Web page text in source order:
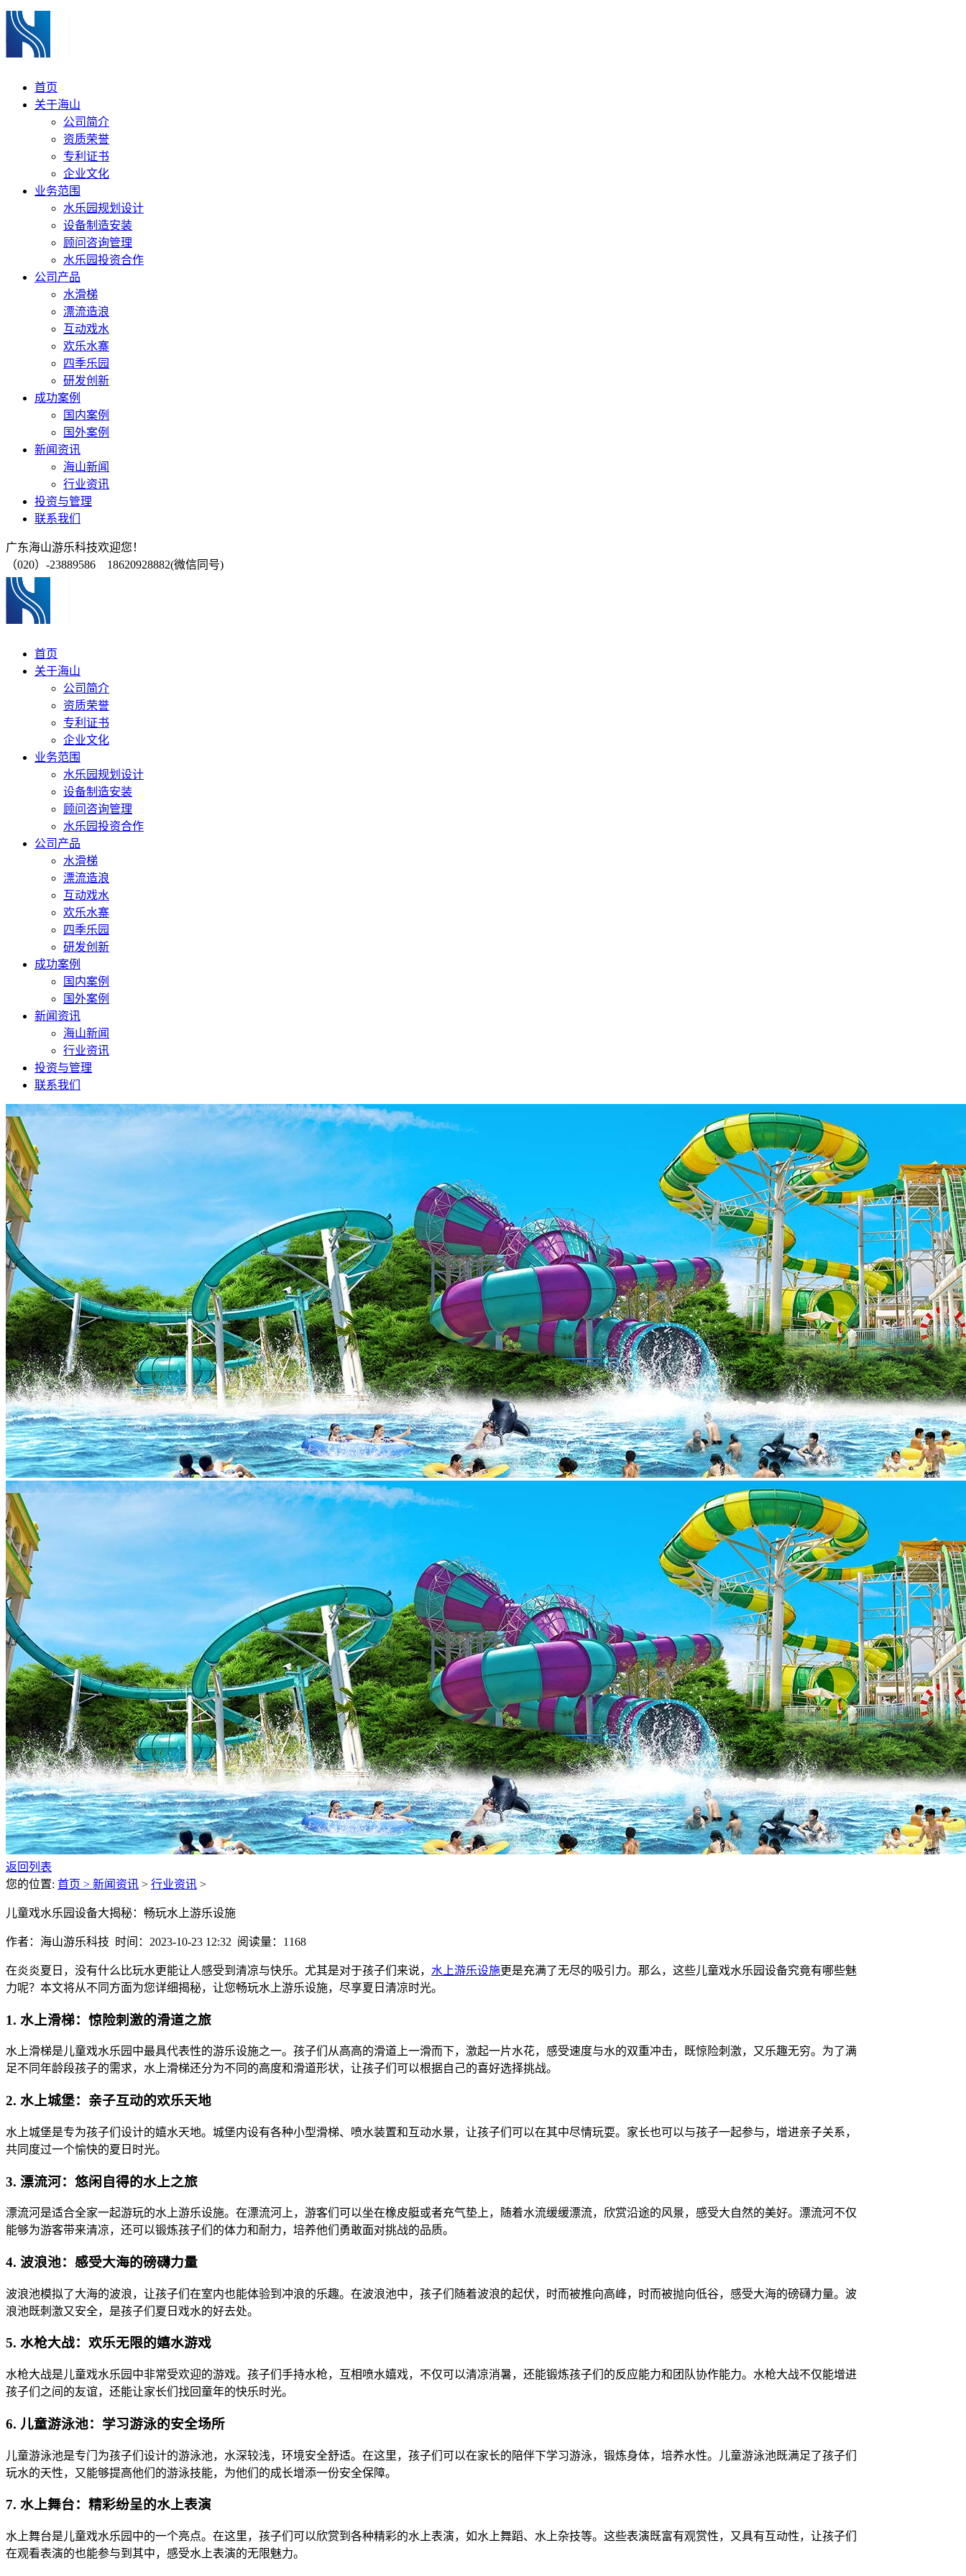
首页
关于海山
公司简介
资质荣誉
专利证书
企业文化
业务范围
水乐园规划设计
设备制造安装
顾问咨询管理
水乐园投资合作
公司产品
水滑梯
漂流造浪
互动戏水
欢乐水寨
四季乐园
研发创新
成功案例
国内案例
国外案例
新闻资讯
海山新闻
行业资讯
投资与管理
联系我们
广东海山游乐科技欢迎您！
（020）-23889586 18620928882(微信同号)
首页
关于海山
公司简介
资质荣誉
专利证书
企业文化
业务范围
水乐园规划设计
设备制造安装
顾问咨询管理
水乐园投资合作
公司产品
水滑梯
漂流造浪
互动戏水
欢乐水寨
四季乐园
研发创新
成功案例
国内案例
国外案例
新闻资讯
海山新闻
行业资讯
投资与管理
联系我们
返回列表
您的位置: 首页 > 新闻资讯 > 行业资讯 >
儿童戏水乐园设备大揭秘：畅玩水上游乐设施
作者：海山游乐科技 时间：2023-10-23 12:32 阅读量：1168
在炎炎夏日，没有什么比玩水更能让人感受到清凉与快乐。尤其是对于孩子们来说， 水上游乐设施更是充满了无尽的吸引力。那么，这些儿童戏水乐园设备究竟有哪些魅
力呢？本文将从不同方面为您详细揭秘，让您畅玩水上游乐设施，尽享夏日清凉时光。
1. 水上滑梯：惊险刺激的滑道之旅
水上滑梯是儿童戏水乐园中最具代表性的游乐设施之一。孩子们从高高的滑道上一滑而下，激起一片水花，感受速度与水的双重冲击，既惊险刺激，又乐趣无穷。为了满
足不同年龄段孩子的需求，水上滑梯还分为不同的高度和滑道形状，让孩子们可以根据自己的喜好选择挑战。
2. 水上城堡：亲子互动的欢乐天地
水上城堡是专为孩子们设计的嬉水天地。城堡内设有各种小型滑梯、喷水装置和互动水景，让孩子们可以在其中尽情玩耍。家长也可以与孩子一起参与，增进亲子关系，
共同度过一个愉快的夏日时光。
3. 漂流河：悠闲自得的水上之旅
漂流河是适合全家一起游玩的水上游乐设施。在漂流河上，游客们可以坐在橡皮艇或者充气垫上，随着水流缓缓漂流，欣赏沿途的风景，感受大自然的美好。漂流河不仅
能够为游客带来清凉，还可以锻炼孩子们的体力和耐力，培养他们勇敢面对挑战的品质。
4. 波浪池：感受大海的磅礴力量
波浪池模拟了大海的波浪，让孩子们在室内也能体验到冲浪的乐趣。在波浪池中，孩子们随着波浪的起伏，时而被推向高峰，时而被抛向低谷，感受大海的磅礴力量。波
浪池既刺激又安全，是孩子们夏日戏水的好去处。
5. 水枪大战：欢乐无限的嬉水游戏
水枪大战是儿童戏水乐园中非常受欢迎的游戏。孩子们手持水枪，互相喷水嬉戏，不仅可以清凉消暑，还能锻炼孩子们的反应能力和团队协作能力。水枪大战不仅能增进
孩子们之间的友谊，还能让家长们找回童年的快乐时光。
6. 儿童游泳池：学习游泳的安全场所
儿童游泳池是专门为孩子们设计的游泳池，水深较浅，环境安全舒适。在这里，孩子们可以在家长的陪伴下学习游泳，锻炼身体，培养水性。儿童游泳池既满足了孩子们
玩水的天性，又能够提高他们的游泳技能，为他们的成长增添一份安全保障。
7. 水上舞台：精彩纷呈的水上表演
水上舞台是儿童戏水乐园中的一个亮点。在这里，孩子们可以欣赏到各种精彩的水上表演，如水上舞蹈、水上杂技等。这些表演既富有观赏性，又具有互动性，让孩子们
在观看表演的也能参与到其中，感受水上表演的无限魅力。